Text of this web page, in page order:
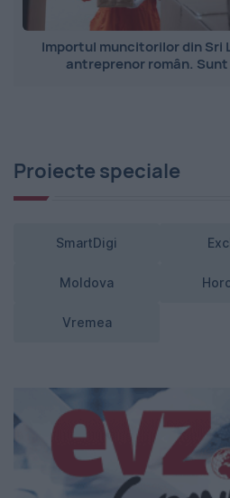
Importul muncitorilor din Sri
antreprenor român.
Proiecte speciale
SmartDigi
Moldova
Vremea